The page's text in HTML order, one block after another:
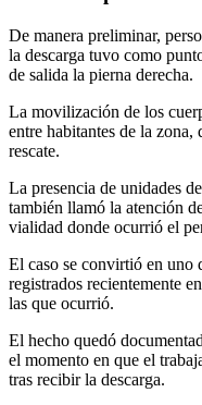
De manera preliminar,
la descarga tuvo como
de salida la pierna derecha.
La movilización de los
entre habitantes de la zona,
rescate.
La presencia de unidades
también llamó la atención
vialidad donde ocurrió el
El caso se convirtió en uno
registrados recientemente en
las que ocurrió.
El hecho quedó
el momento en que el
tras recibir la descarga.